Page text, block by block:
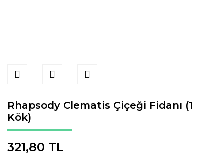
Rhapsody Clematis Çiçeği Fidanı (1
Kök)
321,80 TL